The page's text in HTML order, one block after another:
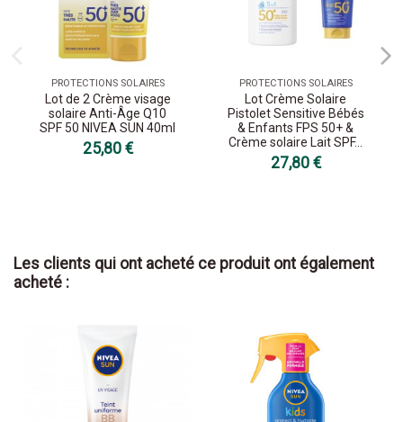
PROTECTIONS SOLAIRES
Lot de 2 Crème visage
solaire Anti-Âge Q10
SPF 50 NIVEA SUN 40ml
25,80 €
PROTECTIONS SOLAIRES
Lot Crème Solaire
Pistolet Sensitive Bébés
& Enfants FPS 50+ &
Crème solaire Lait SPF...
27,80 €
Les clients qui ont acheté ce produit ont également
acheté :